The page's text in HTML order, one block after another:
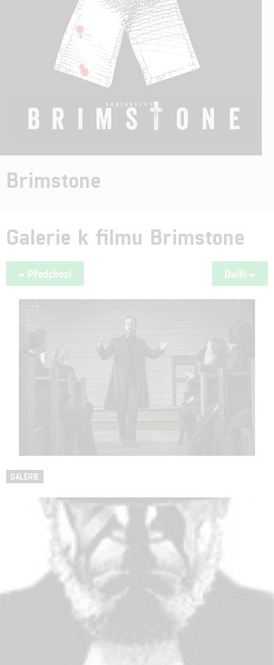
Brimstone
Galerie k filmu Brimstone
« Předchozí Další »
GALERIE